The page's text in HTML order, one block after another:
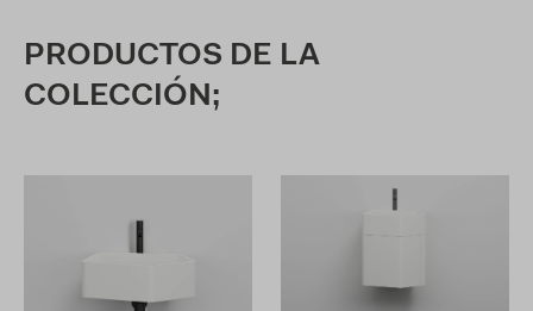
PRODUCTOS DE LA
COLECCIÓN;